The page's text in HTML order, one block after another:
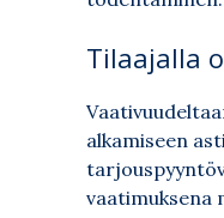
Tilaajalla
alkamiseen
vaatimuksena